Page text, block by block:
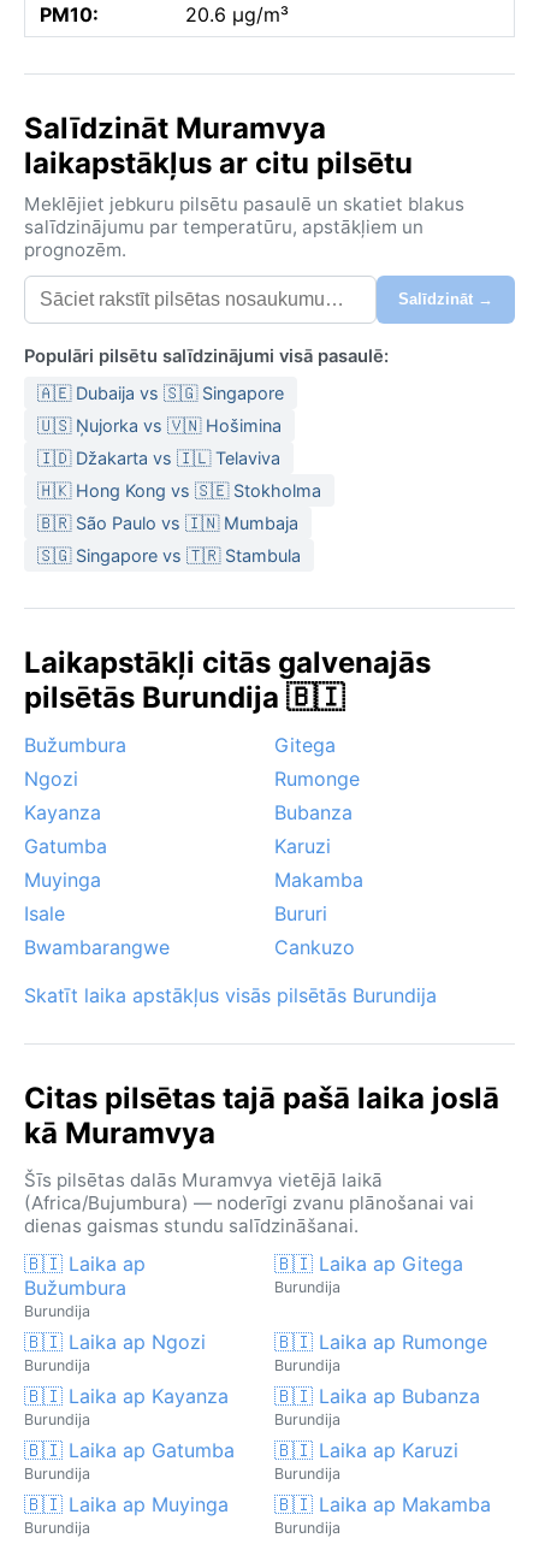
PM10:
20.6 µg/m³
Salīdzināt Muramvya
laikapstākļus ar citu pilsētu
Meklējiet jebkuru pilsētu pasaulē un skatiet blakus
salīdzinājumu par temperatūru, apstākļiem un
prognozēm.
Salīdzināt →
Populāri pilsētu salīdzinājumi visā pasaulē:
🇦🇪 Dubaija vs 🇸🇬 Singapore
🇺🇸 Ņujorka vs 🇻🇳 Hošimina
🇮🇩 Džakarta vs 🇮🇱 Telaviva
🇭🇰 Hong Kong vs 🇸🇪 Stokholma
🇧🇷 São Paulo vs 🇮🇳 Mumbaja
🇸🇬 Singapore vs 🇹🇷 Stambula
Laikapstākļi citās galvenajās
pilsētās Burundija 🇧🇮
Bužumbura
Gitega
Ngozi
Rumonge
Kayanza
Bubanza
Gatumba
Karuzi
Muyinga
Makamba
Isale
Bururi
Bwambarangwe
Cankuzo
Skatīt laika apstākļus visās pilsētās Burundija
Citas pilsētas tajā pašā laika joslā
kā Muramvya
Šīs pilsētas dalās Muramvya vietējā laikā
(Africa/Bujumbura) — noderīgi zvanu plānošanai vai
dienas gaismas stundu salīdzināšanai.
🇧🇮 Laika ap
Bužumbura
Burundija
🇧🇮 Laika ap Gitega
Burundija
🇧🇮 Laika ap Ngozi
Burundija
🇧🇮 Laika ap Rumonge
Burundija
🇧🇮 Laika ap Kayanza
Burundija
🇧🇮 Laika ap Bubanza
Burundija
🇧🇮 Laika ap Gatumba
Burundija
🇧🇮 Laika ap Karuzi
Burundija
🇧🇮 Laika ap Muyinga
Burundija
🇧🇮 Laika ap Makamba
Burundija